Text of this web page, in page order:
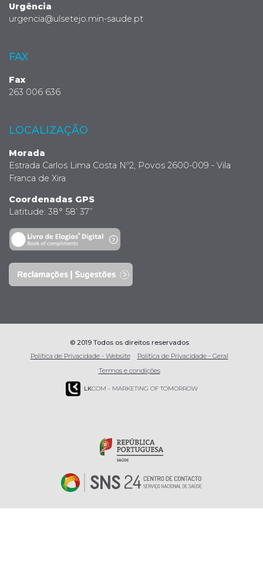
Urgência
urgencia@ulsetejo.min-saude.pt
FAX
Fax
263 006 636
LOCALIZAÇÃO
Morada
Estrada Carlos Lima Costa Nº2, Povos 2600-009 - Vila
Franca de Xira
Coordenadas GPS
Latitude: 38° 58’ 37’’
© 2019 Todos os direitos reservados
Política de Privacidade - Website
Política de Privacidade - Geral
Termos e condições
LKCOM - MARKETING OF TOMORROW